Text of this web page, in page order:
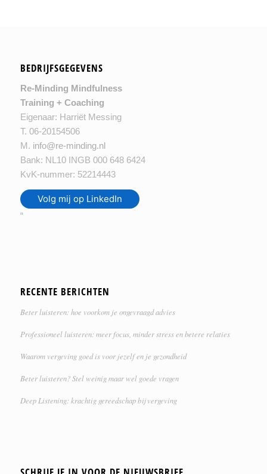
BEDRIJFSGEGEVENS
Re-Minding Mindfulness
Training + Coaching
Eigenaar: Harriët Messing
T. 06-20154506
M. info@re-minding.nl
Bank: NL10 INGB 000 648 6424
KvK-nummer: 52214443
Volg mij op LinkedIn
“
RECENTE BERICHTEN
Beter luisteren: hoe voorkom je ongevraagd advies
Professioneel luisteren: meer focus, minder stress en betere relaties
Waarom vergeving goed is voor jezelf en je gezondheid
Beter luisteren? Stel weinig maar wel goede vragen
Deep Listening: krachtig gereedschap bij vergeving